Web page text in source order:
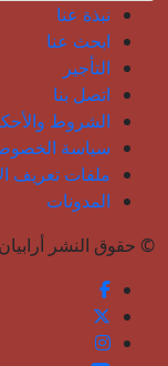
نبذة عنا
ابحث عنا
التأجير
اتصل بنا
الشروط
سياسة
ملفات تعريف
المدونات
© حقوق النشر أرابيان سنتر 2023. جميع